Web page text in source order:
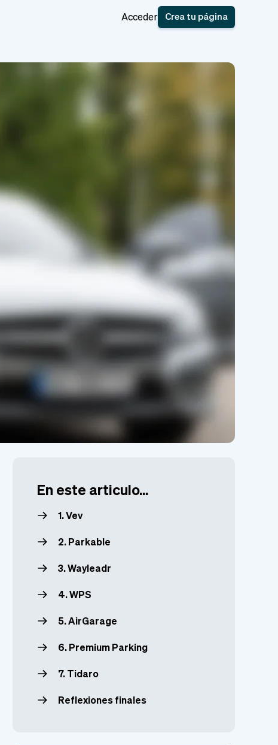
Acceder Crea tu página
En este articulo...
1. Vev
2. Parkable
3. Wayleadr
4. WPS
5. AirGarage
6. Premium Parking
7. Tidaro
Reflexiones finales